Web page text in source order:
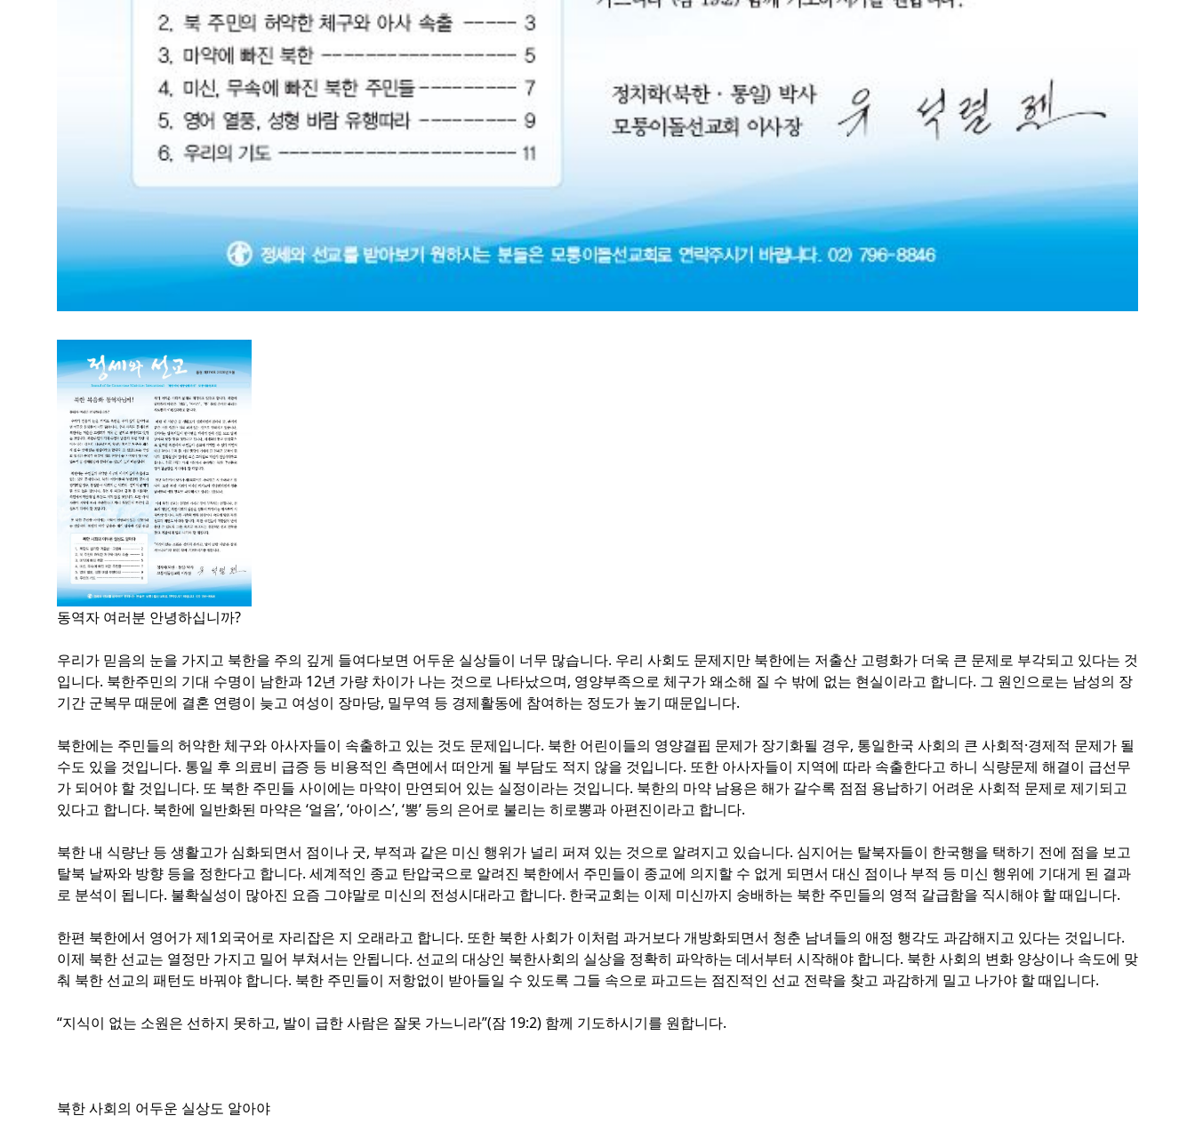
동역자 여러분 안녕하십니까?
우리가 믿음의 눈을 가지고 북한을 주의 깊게 들여다보면 어두운 실상들이 너무 많습니다. 우리 사회도 문제지만 북한에는 저출산 고령화가 더욱 큰 문제로 부각되고 있다는 것
입니다. 북한주민의 기대 수명이 남한과 12년 가량 차이가 나는 것으로 나타났으며, 영양부족으로 체구가 왜소해 질 수 밖에 없는 현실이라고 합니다. 그 원인으로는 남성의 장
기간 군복무 때문에 결혼 연령이 늦고 여성이 장마당, 밀무역 등 경제활동에 참여하는 정도가 높기 때문입니다.
북한에는 주민들의 허약한 체구와 아사자들이 속출하고 있는 것도 문제입니다. 북한 어린이들의 영양결핍 문제가 장기화될 경우, 통일한국 사회의 큰 사회적·경제적 문제가 될
수도 있을 것입니다. 통일 후 의료비 급증 등 비용적인 측면에서 떠안게 될 부담도 적지 않을 것입니다. 또한 아사자들이 지역에 따라 속출한다고 하니 식량문제 해결이 급선무
가 되어야 할 것입니다. 또 북한 주민들 사이에는 마약이 만연되어 있는 실정이라는 것입니다. 북한의 마약 남용은 해가 갈수록 점점 용납하기 어려운 사회적 문제로 제기되고
있다고 합니다. 북한에 일반화된 마약은 ‘얼음’, ‘아이스’, ‘뽕’ 등의 은어로 불리는 히로뽕과 아편진이라고 합니다.
북한 내 식량난 등 생활고가 심화되면서 점이나 굿, 부적과 같은 미신 행위가 널리 퍼져 있는 것으로 알려지고 있습니다. 심지어는 탈북자들이 한국행을 택하기 전에 점을 보고
탈북 날짜와 방향 등을 정한다고 합니다. 세계적인 종교 탄압국으로 알려진 북한에서 주민들이 종교에 의지할 수 없게 되면서 대신 점이나 부적 등 미신 행위에 기대게 된 결과
로 분석이 됩니다. 불확실성이 많아진 요즘 그야말로 미신의 전성시대라고 합니다. 한국교회는 이제 미신까지 숭배하는 북한 주민들의 영적 갈급함을 직시해야 할 때입니다.
한편 북한에서 영어가 제1외국어로 자리잡은 지 오래라고 합니다. 또한 북한 사회가 이처럼 과거보다 개방화되면서 청춘 남녀들의 애정 행각도 과감해지고 있다는 것입니다.
이제 북한 선교는 열정만 가지고 밀어 부쳐서는 안됩니다. 선교의 대상인 북한사회의 실상을 정확히 파악하는 데서부터 시작해야 합니다. 북한 사회의 변화 양상이나 속도에 맞
춰 북한 선교의 패턴도 바꿔야 합니다. 북한 주민들이 저항없이 받아들일 수 있도록 그들 속으로 파고드는 점진적인 선교 전략을 찾고 과감하게 밀고 나가야 할 때입니다.
“지식이 없는 소원은 선하지 못하고, 발이 급한 사람은 잘못 가느니라”(잠 19:2) 함께 기도하시기를 원합니다.
북한 사회의 어두운 실상도 알아야